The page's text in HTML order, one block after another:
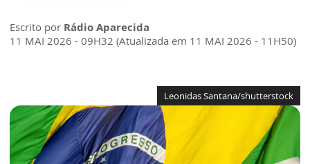
Escrito por Rádio Aparecida
11 MAI 2026 - 09H32 (Atualizada em 11 MAI 2026 - 11H50)
Leonidas Santana/shutterstock